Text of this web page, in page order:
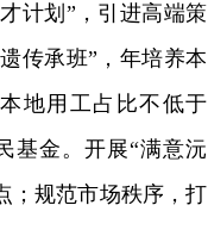
计划”，引进高端策
传承班”，年培养本
地用工占比不低于
基金。开展“满意沅
；规范市场秩序，打